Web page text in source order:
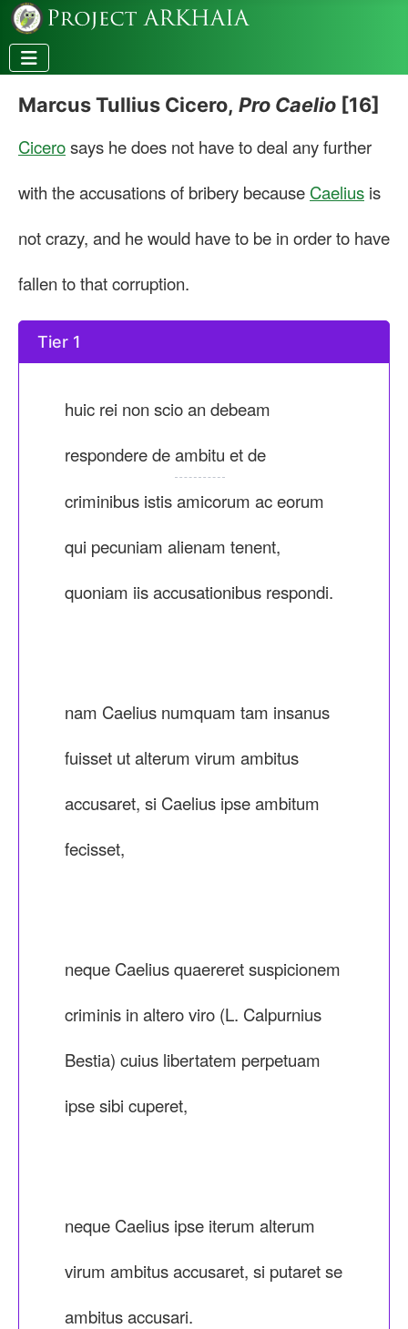
Marcus Tullius Cicero, Pro Caelio [16]
Cicerosays he does not have to deal any further
with the accusations of bribery because Caelius is
not crazy, and he would have to be in order to have
fallen to that corruption.
Tier 1
huic rei non scio an debeam
respondere deambitu et de
criminibus istis amicorum ac eorum
qui pecuniam alienam tenent,
quoniam iis accusationibus respondi.
nam Caelius numquam tam insanus
fuisset ut alterum virum ambitus
accusaret, si Caelius ipse ambitum
fecisset,
neque Caelius quaereret suspicionem
criminis in altero viro (L. Calpurnius
Bestia) cuius libertatem perpetuam
ipse sibi cuperet,
neque Caelius ipse iterum alterum
virum ambitus accusaret, si putaret se
ambitus accusari.